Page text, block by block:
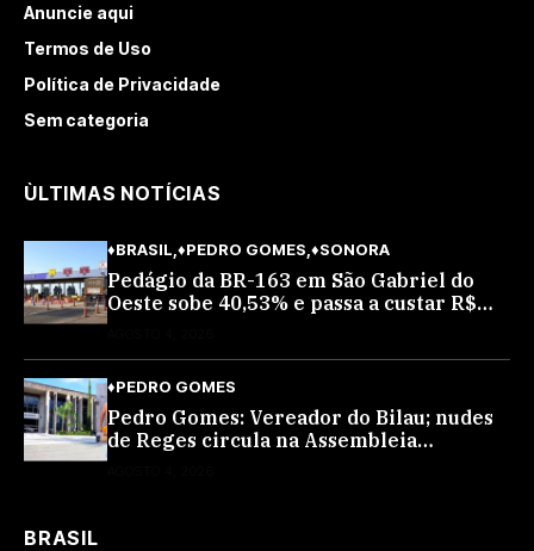
Anuncie aqui
Termos de Uso
Política de Privacidade
Sem categoria
ÙLTIMAS NOTÍCIAS
♦BRASIL ♦PEDRO GOMES ♦SONORA
Pedágio da BR-163 em São Gabriel do
Oeste sobe 40,53% e passa a custar R$
♦PEDRO GOMES
Pedro Gomes: Vereador do Bilau; nudes
de Reges circula na Assembleia
BRASIL